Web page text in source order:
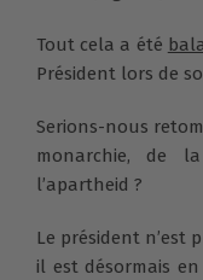
Tout cela a été
Président lors de
Serions-nous
monarchie, de
l’apartheid ?
Le président n’est
il est désormais